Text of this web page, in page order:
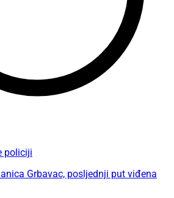
policiji
Grbavac, posljednji put viđena